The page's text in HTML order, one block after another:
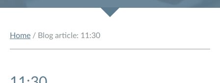
Home / Blog article: 11:30